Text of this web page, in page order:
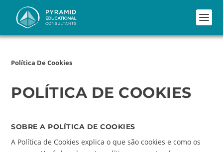
Política De Cookies
POLÍTICA DE COOKIES
SOBRE A POLÍTICA DE COOKIES
A Política de Cookies explica o que são cookies e como os